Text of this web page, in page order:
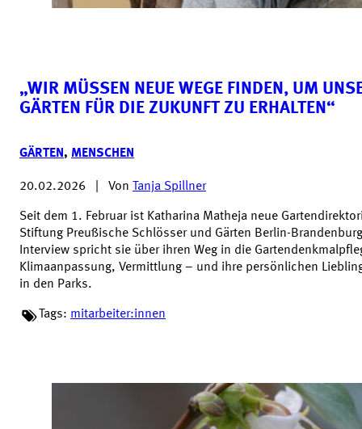
„WIR MÜSSEN NEUE WEGE FINDEN, UM
GÄRTEN FÜR DIE ZUKUNFT ZU ERHALTEN“
GÄRTEN, MENSCHEN
20.02.2026 Von Tanja Spillner
Seit dem 1. Februar ist Katharina Matheja neue
Stiftung Preußische Schlösser und Gärten Berlin-
Interview spricht sie über ihren Weg in die
Klimaanpassung, Vermittlung – und ihre persönlichen
in den Parks.
Tags: mitarbeiter:innen